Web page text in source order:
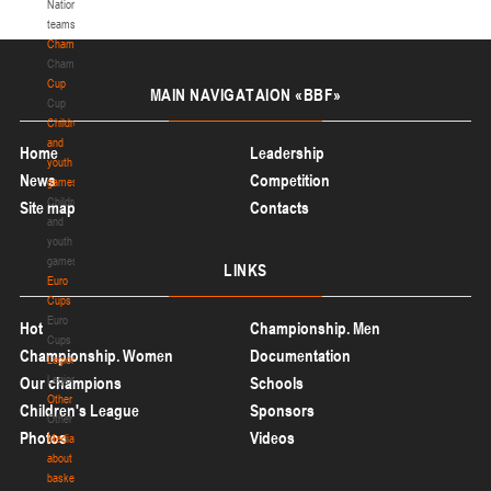
National
teams
Championship
Championship
Cup
Cup
Children
and
youth
games
Children
and
youth
games
Euro
Cups
Euro
Cups
Legionaries
Legionaries
Other
Other
Media
about
basketball
с
с
а
р
о
в
Р
К
С
О
О
Б
Ф
Б
п
р
о
в
о
д
и
м
ы
й
MAIN NAVIGATAION «BBF»
Home
Leadership
News
Competition
Site map
Contacts
LINKS
Hot
Championship. Men
Championship. Women
Documentation
Our champions
Schools
Children's League
Sponsors
Photos
Videos